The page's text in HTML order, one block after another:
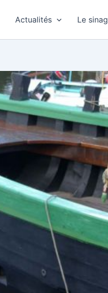
Actualités Le